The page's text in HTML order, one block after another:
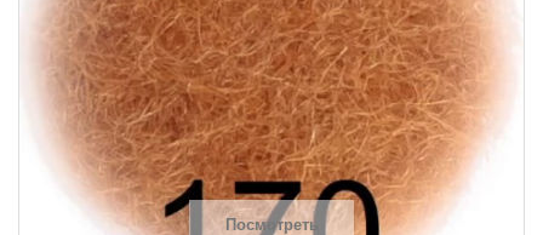
Посмотреть